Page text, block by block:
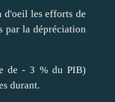
d'oeil les efforts de
par la dépréciation
de - 3 % du PIB)
durant.